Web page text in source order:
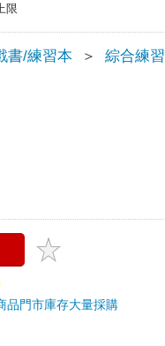
限
書/練習本 ＞ 綜合練習
品門市庫存大量採購